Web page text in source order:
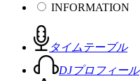
INFORMATION
タイムテーブル
DJプロフィール